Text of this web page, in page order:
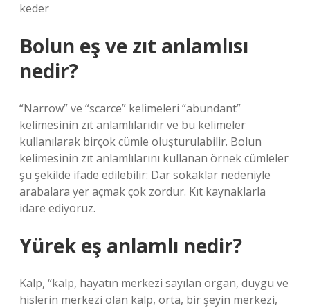
keder
Bolun eş ve zıt anlamlısı
nedir?
“Narrow” ve “scarce” kelimeleri “abundant”
kelimesinin zıt anlamlılarıdır ve bu kelimeler
kullanılarak birçok cümle oluşturulabilir. Bolun
kelimesinin zıt anlamlılarını kullanan örnek cümleler
şu şekilde ifade edilebilir: Dar sokaklar nedeniyle
arabalara yer açmak çok zordur. Kıt kaynaklarla
idare ediyoruz.
Yürek eş anlamlı nedir?
Kalp, “kalp, hayatın merkezi sayılan organ, duygu ve
hislerin merkezi olan kalp, orta, bir şeyin merkezi,